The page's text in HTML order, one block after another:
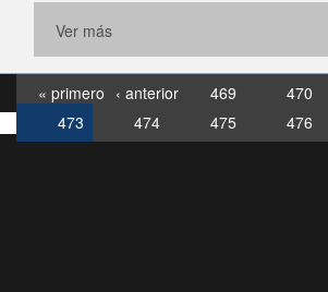
Ver más
« primero ‹ anterior 469 470
473
474 475 476